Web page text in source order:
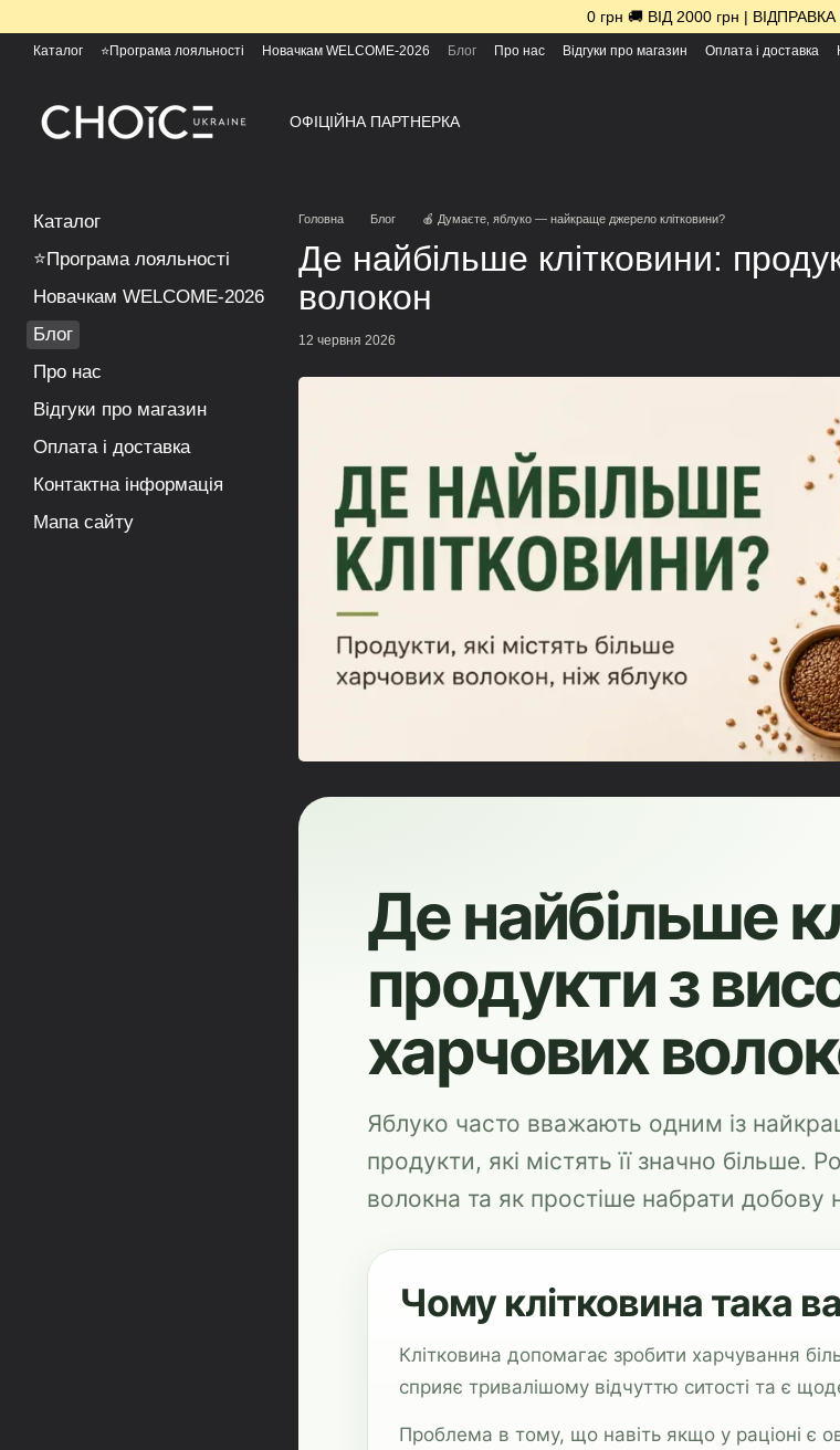
0 грн 🚚 ВІД 2000 грн |
Каталог ⭐Програма лояльності Новачкам WELCOME-2026 Блог Про нас Відгуки про магазин Оплата і доставка
ОФІЦІЙНА ПАРТНЕРКА
Головна Блог 🍎 Думаєте, яблуко — найкраще джерело клітковини?
Де найбільше клітковини:
волокон
12 червня 2026
Де найбільше
продукти з
харчових
Яблуко часто вважають одним із
продукти, які містять її значно більше.
волокна та як простіше набрати добову
Чому клітковина така
Клітковина допомагає зробити харчування
сприяє тривалішому відчуттю ситості та є
Проблема в тому, що навіть якщо у раціоні є
Каталог
⭐Програма лояльності
Новачкам WELCOME-2026
Блог
Про нас
Відгуки про магазин
Оплата і доставка
Контактна інформація
Мапа сайту